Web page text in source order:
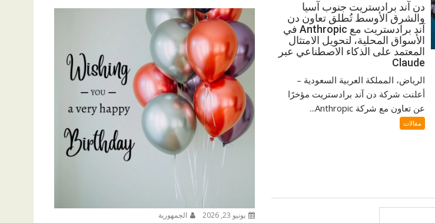
دن آند برادستريت جنوب آسيا
والشرق الأوسط تُطلق تعاون دن
آند برادستريت مع Anthropic في
الأسواق المحلية، لتحويل الامتثال
المعتمد على الذكاء الاصطناعي عبر
Claude
الرياض، المملكة العربية السعودية –
أعلنت شركة دن آند برادستريت مؤخرًا
عن تعاون مع شركة Anthropic...
مقالات
يونيو 23, 2026 الجمهورية